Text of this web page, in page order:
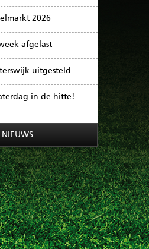
2026
afgelast
uitgesteld
in de hitte!
NIEUWS